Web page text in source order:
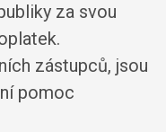
za svou
zástupců, jsou
pomoc